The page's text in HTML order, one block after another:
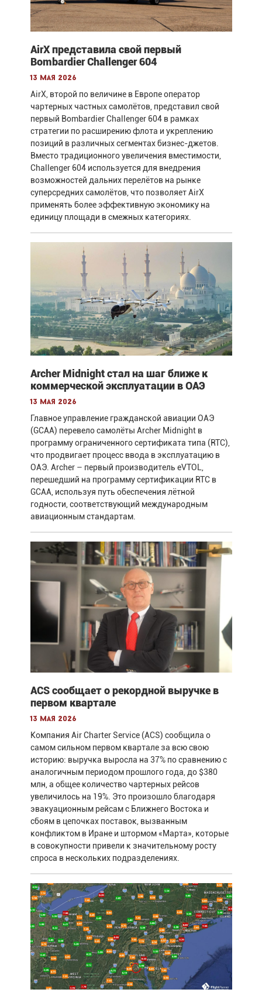
AirX представила свой первый
Bombardier Challenger 604
13 мая 2026
AirX, второй по величине в Европе оператор
чартерных частных самолётов, представил свой
первый Bombardier Challenger 604 в рамках
стратегии по расширению флота и укреплению
позиций в различных сегментах бизнес-джетов.
Вместо традиционного увеличения вместимости,
Challenger 604 используется для внедрения
возможностей дальних перелётов на рынке
суперсредних самолётов, что позволяет AirX
применять более эффективную экономику на
единицу площади в смежных категориях.
Archer Midnight стал на шаг ближе к
коммерческой эксплуатации в ОАЭ
13 мая 2026
Главное управление гражданской авиации ОАЭ
(GCAA) перевело самолёты Archer Midnight в
программу ограниченного сертификата типа (RTC),
что продвигает процесс ввода в эксплуатацию в
ОАЭ. Archer – первый производитель eVTOL,
перешедший на программу сертификации RTC в
GCAA, используя путь обеспечения лётной
годности, соответствующий международным
авиационным стандартам.
ACS сообщает о рекордной выручке в
первом квартале
13 мая 2026
Компания Air Charter Service (ACS) сообщила о
самом сильном первом квартале за всю свою
историю: выручка выросла на 37% по сравнению с
аналогичным периодом прошлого года, до $380
млн, а общее количество чартерных рейсов
увеличилось на 19%. Это произошло благодаря
эвакуационным рейсам с Ближнего Востока и
сбоям в цепочках поставок, вызванным
конфликтом в Иране и штормом «Марта», которые
в совокупности привели к значительному росту
спроса в нескольких подразделениях.